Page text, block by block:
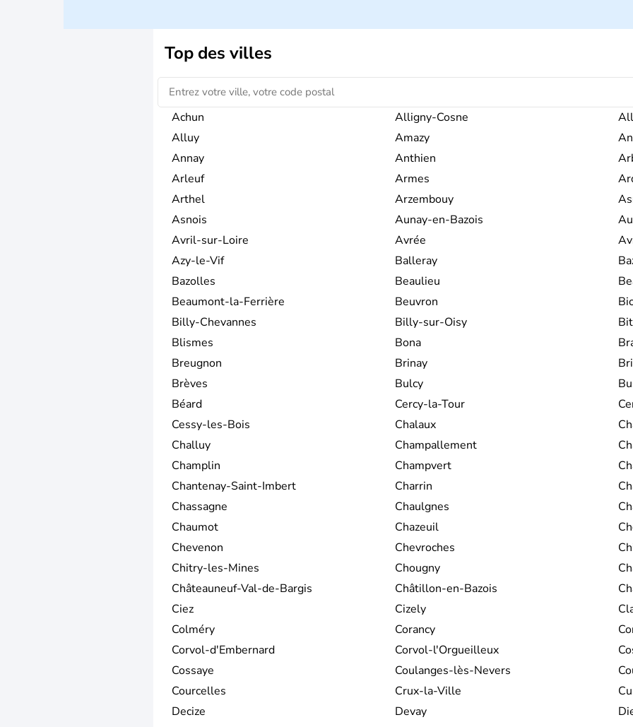
distinguer le « duché de
Bourgogne » qui devient le «
Réunies au 14ème siècle, elles sont
« comté » passe aux mains des
récupèrent le territoire en 1678. Le
forment dès lors deux régions
et de l
effective depuis le 1er janvier 2016.
Top des villes
Achun Alligny-Cosne
Alluy
Amazy
Annay
Anthien
Arleuf
Armes
Arthel
Arzembouy
Asnois
Aunay-en-Bazois
Avril-sur-Loire
Avrée
Azy-le-Vif
Balleray
Bazolles
Beaulieu
Beaumont-la-Ferrière
Beuvron
Billy-Chevannes
Billy-sur-Oisy
Blismes
Bona
Breugnon
Brinay
Brèves
Bulcy
Béard
Cercy-la-Tour
Cessy-les-Bois
Chalaux
Challuy
Champallement
Champlin
Champvert
Chantenay-Saint-Imbert
Charrin
Chassagne
Chaulgnes
Chaumot
Chazeuil
Chevenon
Chevroches
Chitry-les-Mines
Chougny
Châteauneuf-Val-de-Bargis
Châtillon-en-Bazois
Ciez
Cizely
Colméry
Corancy
Corvol-d'Embernard
Corvol-l'Orgueilleux
Cossaye
Coulanges-lès-Nevers
Courcelles
Crux-la-Ville
Decize
Devay